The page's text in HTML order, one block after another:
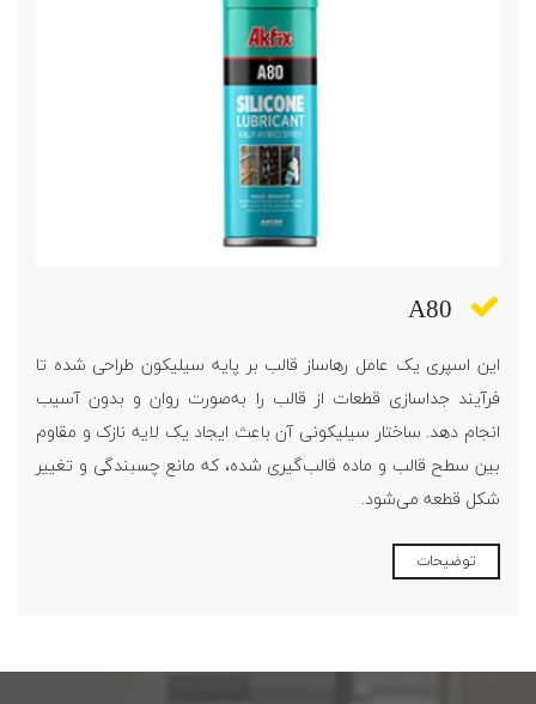
A80
این اسپری یک عامل رهاساز قالب بر پایه سیلیکون طراحی شده تا
فرآیند جداسازی قطعات از قالب را به‌صورت روان و بدون آسیب
انجام دهد. ساختار سیلیکونی آن باعث ایجاد یک لایه نازک و مقاوم
بین سطح قالب و ماده قالب‌گیری شده، که مانع چسبندگی و تغییر
شکل قطعه می‌شود.
توضیحات